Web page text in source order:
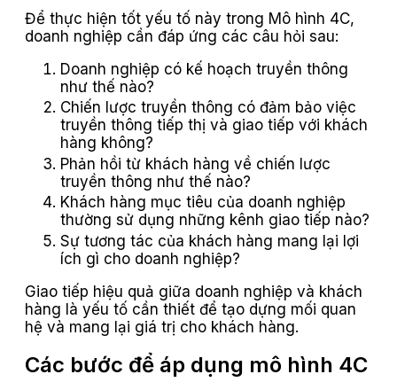
Để thực hiện tốt yếu tố này trong Mô hình 4C,
doanh nghiệp cần đáp ứng các câu hỏi sau:
Doanh nghiệp có kế hoạch truyền thông
như thế nào?
Chiến lược truyền thông có đảm bảo việc
truyền thông tiếp thị và giao tiếp với khách
hàng không?
Phản hồi từ khách hàng về chiến lược
truyền thông như thế nào?
Khách hàng mục tiêu của doanh nghiệp
thường sử dụng những kênh giao tiếp nào?
Sự tương tác của khách hàng mang lại lợi
ích gì cho doanh nghiệp?
Giao tiếp hiệu quả giữa doanh nghiệp và khách
hàng là yếu tố cần thiết để tạo dựng mối quan
hệ và mang lại giá trị cho khách hàng.
Các bước để áp dụng mô hình 4C